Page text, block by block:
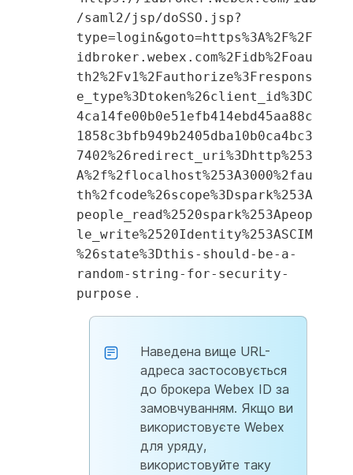
/saml2/jsp/doSSO.jsp?
type=login&goto=https%3A%2F%2F
idbroker.webex.com%2Fidb%2Foau
th2%2Fv1%2Fauthorize%3Frespons
e_type%3Dtoken%26client_id%3DC
4ca14fe00b0e51efb414ebd45aa88c
1858c3bfb949b2405dba10b0ca4bc3
7402%26redirect_uri%3Dhttp%253
A%2f%2flocalhost%253A3000%2fau
th%2fcode%26scope%3Dspark%253A
people_read%2520spark%253Apeop
le_write%2520Identity%253ASCIM
%26state%3Dthis-should-be-a-
random-string-for-security-
purpose .
Наведена вище URL-
адреса застосовується
до брокера Webex ID за
замовчуванням. Якщо ви
використовуєте Webex
для уряду,
використовуйте таку